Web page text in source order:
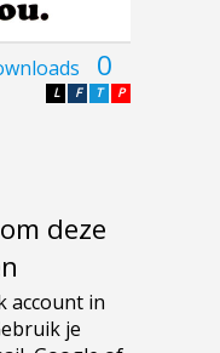
0
P
T
F
L
deze